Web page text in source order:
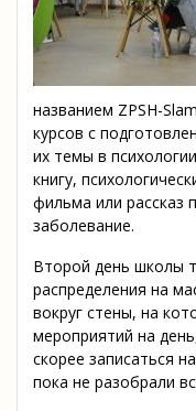
названием ZPSH-
курсов с
их темы в
книгу,
фильма или рассказ
заболевание.
Второй день школы
распределения на
вокруг стены, на
мероприятий на
скорее записаться
пока не разобрали